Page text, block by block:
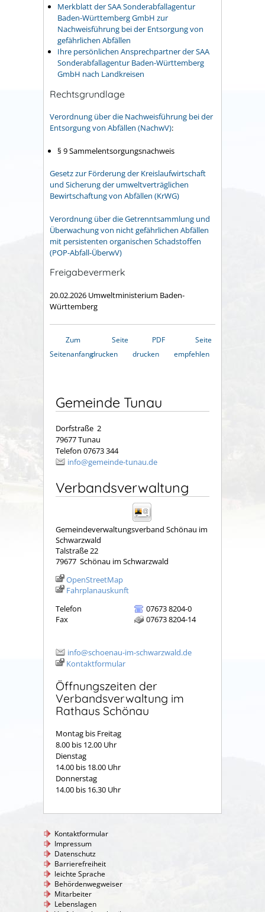
Merkblatt der SAA Sonderabfallagentur
Baden-Württemberg GmbH zur
Nachweisführung bei der Entsorgung von
gefährlichen Abfällen
Ihre persönlichen Ansprechpartner der SAA
Sonderabfallagentur Baden-Württemberg
GmbH nach Landkreisen
Rechtsgrundlage
Verordnung über die Nachweisführung bei der
Entsorgung von Abfällen (NachwV):
§ 9Sammelentsorgungsnachweis
Gesetz zur Förderung der Kreislaufwirtschaft
und Sicherung der umweltverträglichen
Bewirtschaftung von Abfällen (KrWG)
Verordnung über die Getrenntsammlung und
Überwachung von nicht gefährlichen Abfällen
mit persistenten organischen Schadstoffen
(POP-Abfall-ÜberwV)
Freigabevermerk
20.02.2026 Umweltministerium Baden-
Württemberg
Zum
Seitenanfang
Seite
drucken
PDF
drucken
Seite
empfehlen
Gemeinde Tunau
Dorfstraße 2
79677 Tunau
Telefon 07673 344
info@gemeinde-tunau.de
Verbandsverwaltung
Gemeindeverwaltungsverband Schönau im
Schwarzwald
Talstraße 22
79677 Schönau im Schwarzwald
OpenStreetMap
Fahrplanauskunft
Telefon
07673 8204-0
Fax
07673 8204-14
info@schoenau-im-schwarzwald.de
Kontaktformular
Öffnungszeiten der
Verbandsverwaltung im
Rathaus Schönau
Montag bis Freitag
8.00 bis 12.00 Uhr
Dienstag
14.00 bis 18.00 Uhr
Donnerstag
14.00 bis 16.30 Uhr
Kontaktformular
Impressum
Datenschutz
Barrierefreiheit
leichte Sprache
Behördenwegweiser
Mitarbeiter
Lebenslagen